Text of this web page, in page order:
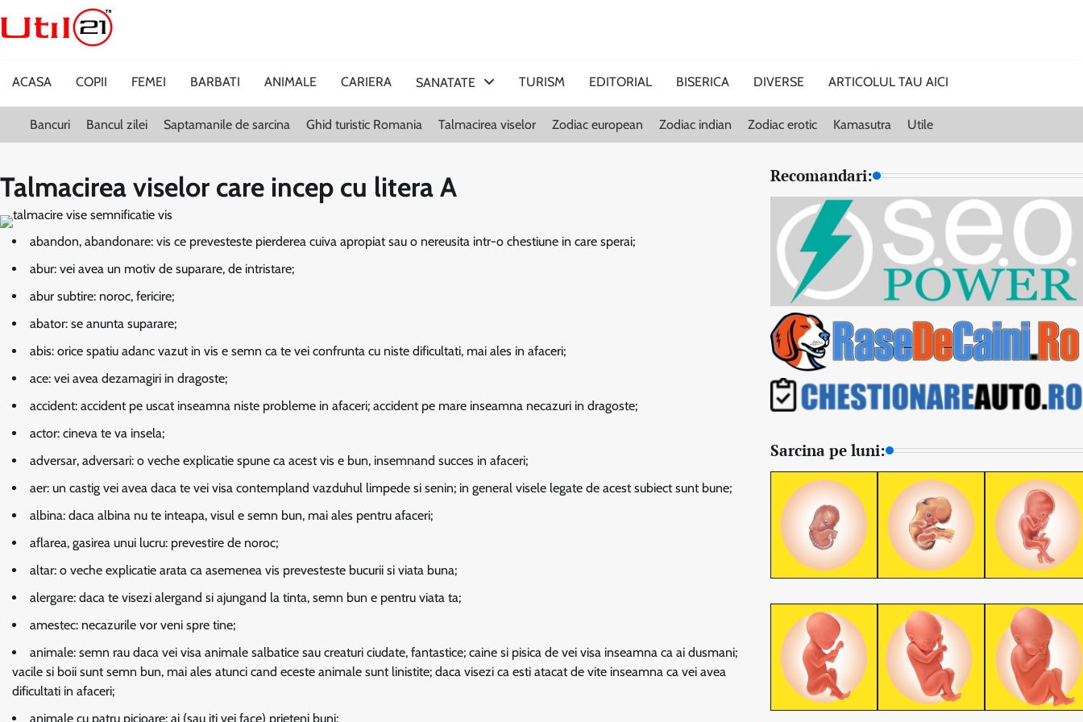
ACASA COPII FEMEI BARBATI ANIMALE CARIERA SANATATE TURISM EDITORIAL BISERICA DIVERSE ARTICOLUL TAU AICI
Bancuri Bancul zilei Saptamanile de sarcina Ghid turistic Romania Talmacirea viselor Zodiac european Zodiac indian Zodiac erotic Kamasutra Utile
Talmacirea viselor care incep cu litera A
abandon, abandonare: vis ce prevesteste pierderea cuiva apropiat sau o nereusita intr-o chestiune in care sperai;
abur: vei avea un motiv de suparare, de intristare;
abur subtire: noroc, fericire;
abator: se anunta suparare;
abis: orice spatiu adanc vazut in vis e semn ca te vei confrunta cu niste dificultati, mai ales in afaceri;
ace: vei avea dezamagiri in dragoste;
accident: accident pe uscat inseamna niste probleme in afaceri; accident pe mare inseamna necazuri in dragoste;
actor: cineva te va insela;
adversar, adversari: o veche explicatie spune ca acest vis e bun, insemnand succes in afaceri;
aer: un castig vei avea daca te vei visa contempland vazduhul limpede si senin; in general visele legate de acest subiect sunt bune;
albina: daca albina nu te inteapa, visul e semn bun, mai ales pentru afaceri;
aflarea, gasirea unui lucru: prevestire de noroc;
altar: o veche explicatie arata ca asemenea vis prevesteste bucurii si viata buna;
alergare: daca te visezi alergand si ajungand la tinta, semn bun e pentru viata ta;
amestec: necazurile vor veni spre tine;
animale: semn rau daca vei visa animale salbatice sau creaturi ciudate, fantastice; caine si pisica de vei visa inseamna ca ai dusmani;
vacile si boii sunt semn bun, mai ales atunci cand eceste animale sunt linistite; daca visezi ca esti atacat de vite inseamna ca vei avea
dificultati in afaceri;
animale cu patru picioare: ai (sau iti vei face) prieteni buni;
Recomandari:
Sarcina pe luni: